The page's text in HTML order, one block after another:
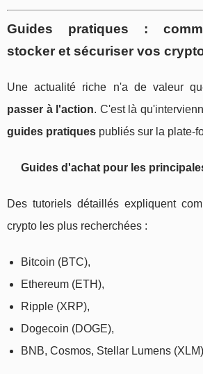
Guides pratiques :
stocker et sécuriser vos
Une actualité riche n'a de valeur
passer à l'action. C'est là
guides pratiques publiés sur la
Guides d'achat pour les
Des tutoriels détaillés expliquent
crypto les plus recherchées :
Bitcoin (BTC),
Ethereum (ETH),
Ripple (XRP),
Dogecoin (DOGE),
BNB, Cosmos, Stellar Lumens